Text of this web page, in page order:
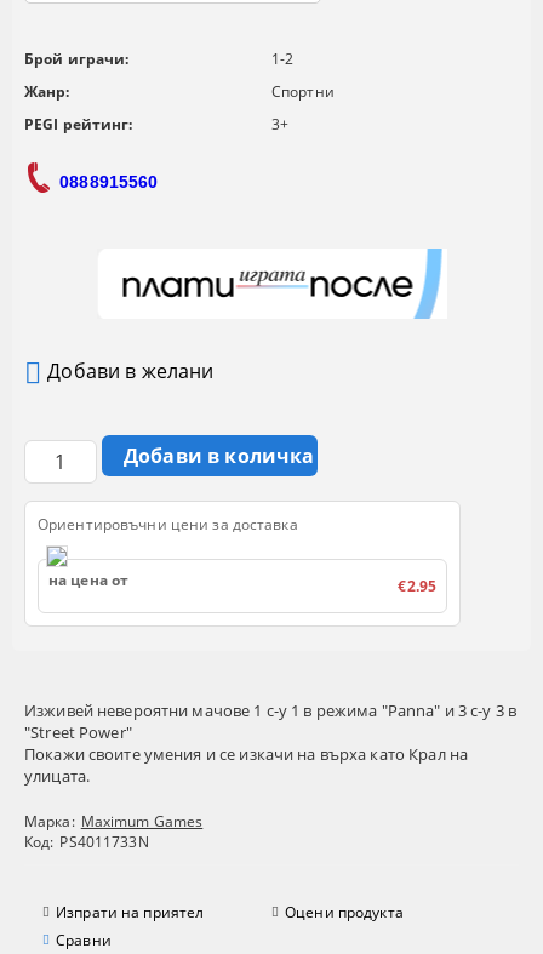
Изживей невероятни мачове 1 с-у 1 в режима "Panna" и 3 с-у 3 в
"Street Power"
Покажи своите умения и се изкачи на върха като Крал на
улицата.
Марка: Maximum Games
Код: PS4011733N
Изпрати на приятел
Оцени продукта
Сравни
Брой играчи:
1-2
Жанр:
Спортни
PEGI рейтинг:
3+
0888915560
Добави в желани
Ориентировъчни цени за доставка
на цена от €2.95